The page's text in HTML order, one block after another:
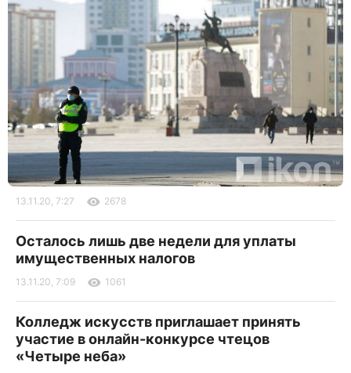
13.11.20, 7:27 2678
Осталось лишь две недели для уплаты
имущественных налогов
13.11.20, 7:09 1061
Колледж искусств приглашает принять
участие в онлайн-конкурсе чтецов
«Четыре неба»